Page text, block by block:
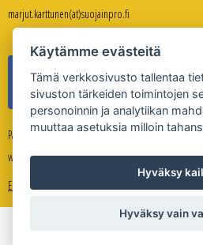
marjut.karttunen(at)suojainpro.fi
Palveleva verkkokauppa:
www.suojanpro.fi
Evästeasetukset
Käytämme evästeitä
Tämä verkkosivusto tallentaa
sivuston tärkeiden toimintojen
personoinnin ja analytiikan
muuttaa asetuksia milloin
Hyväksy
Hyväksy vain